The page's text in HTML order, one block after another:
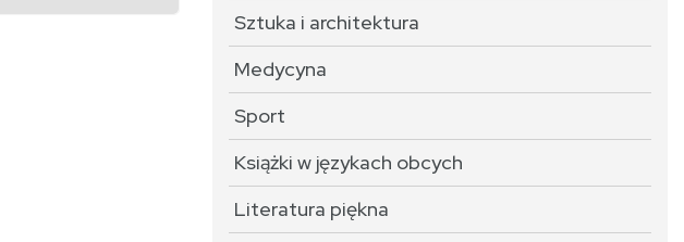
Sztuka i architektura
Medycyna
Sport
Książki w językach obcych
Literatura piękna